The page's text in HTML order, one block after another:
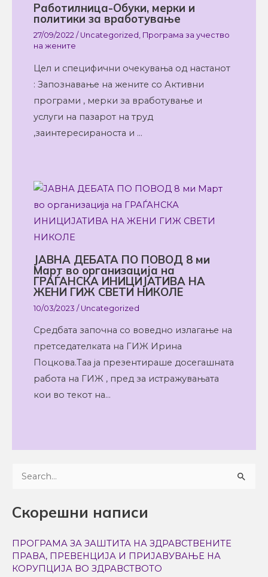
Работилница-Обуки, мерки и
политики за вработување
27/09/2022/ Uncategorized Програма за учество
на жените
Цел и специфични очекувања од настанот
: Запознавање на жените со Активни
програми , мерки за вработување и
услуги на пазарот на труд
,заинтересираноста и …
ЈАВНА ДЕБАТА ПО ПОВОД 8 ми
Март во организација на
ГРАЃАНСКА ИНИЦИЈАТИВА НА
ЖЕНИ ГИЖ СВЕТИ НИКОЛЕ
10/03/2023/ Uncategorized
Средбата започна со воведно излагање на
претседателката на ГИЖ Ирина
Поцкова.Таа ја презентираше досегашната
работа на ГИЖ , пред за истражувањата
кои во текот на…
a
c
h
Скорешни написи
ПРОГРАМА ЗА ЗАШТИТА НА ЗДРАВСТВЕНИТЕ
ПРАВА, ПРЕВЕНЦИЈА И ПРИЈАВУВАЊЕ НА
КОРУПЦИЈА ВО ЗДРАВСТВОТО